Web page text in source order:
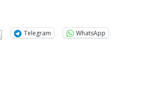
Telegram WhatsApp